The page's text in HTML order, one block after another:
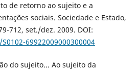
de retorno ao sujeito e a
sociais. Sociedade e Estado,
712, set./dez. 2009. DOI:
69922009000300004
do sujeito... Ao sujeito da